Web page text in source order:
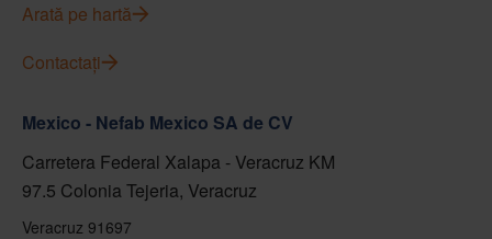
Arată pe hartă
Contactați
Mexico - Nefab Mexico SA de CV
Carretera Federal Xalapa - Veracruz KM
97.5 Colonia Tejeria, Veracruz
Veracruz 91697